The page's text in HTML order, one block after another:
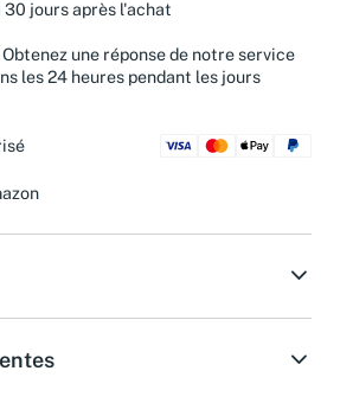
30 jours après l'achat
Obtenez une réponse de notre service
les 24 heures pendant les jours